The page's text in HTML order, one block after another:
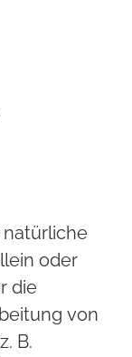
oder
die
von
B.